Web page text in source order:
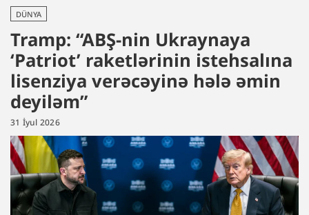
DÜNYA
Tramp: “ABŞ-nin Ukraynaya
‘Patriot’ raketlərinin istehsalına
lisenziya verəcəyinə hələ əmin
deyiləm”
31 İyul 2026